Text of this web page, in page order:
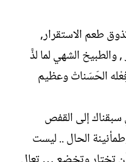
طعم الاستقرار,
والطبيخ الشهي لما لذَّ
الحَسَناتْ وعظيم
سبقناك إلى القفص
الحال .. ليست